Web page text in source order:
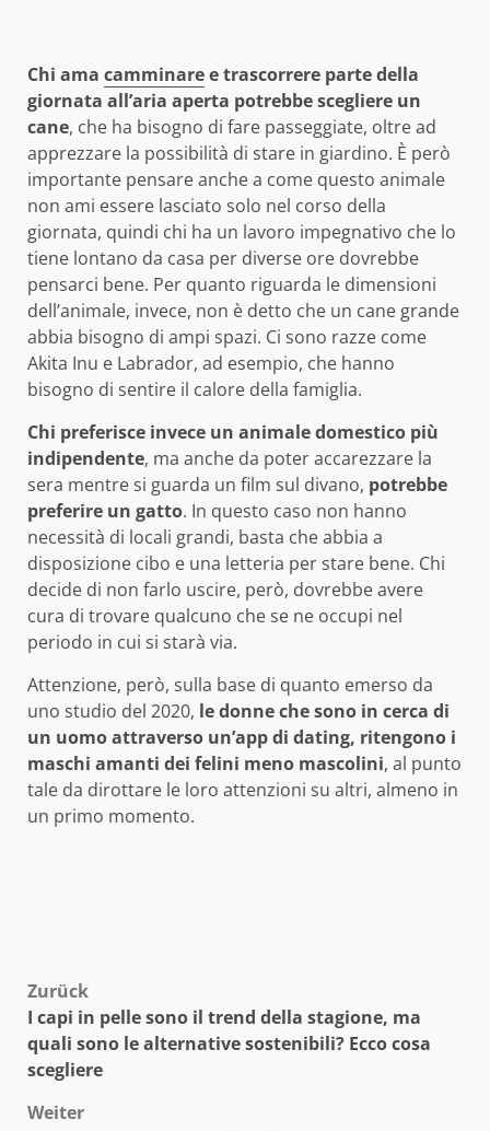
Chi ama camminaree trascorrere parte della
giornata all’aria aperta potrebbe scegliere un
cane, che ha bisogno di fare passeggiate, oltre ad
apprezzare la possibilità di stare in giardino. È però
importante pensare anche a come questo animale
non ami essere lasciato solo nel corso della
giornata, quindi chi ha un lavoro impegnativo che lo
tiene lontano da casa per diverse ore dovrebbe
pensarci bene. Per quanto riguarda le dimensioni
dell’animale, invece, non è detto che un cane grande
abbia bisogno di ampi spazi. Ci sono razze come
Akita Inu e Labrador, ad esempio, che hanno
bisogno di sentire il calore della famiglia.
Chi preferisce invece un animale domestico più
indipendente, ma anche da poter accarezzare la
sera mentre si guarda un film sul divano, potrebbe
preferire un gatto. In questo caso non hanno
necessità di locali grandi, basta che abbia a
disposizione cibo e una letteria per stare bene. Chi
decide di non farlo uscire, però, dovrebbe avere
cura di trovare qualcuno che se ne occupi nel
periodo in cui si starà via.
Attenzione, però, sulla base di quanto emerso da
uno studio del 2020, le donne che sono in cerca di
un uomo attraverso un’app di dating, ritengono i
maschi amanti dei felini meno mascolini, al punto
tale da dirottare le loro attenzioni su altri, almeno in
un primo momento.
Beitragsnavigation
Zurück
I capi in pelle sono il trend della stagione, ma
quali sono le alternative sostenibili? Ecco cosa
scegliere
Weiter